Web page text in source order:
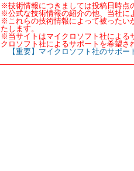
※技術情報につきましては投稿日時点
※公式な技術情報の紹介の他、当社に
※これらの技術情報によって被ったい
たします。
※当サイトはマイクロソフト社による
クロソフト社によるサポートを希望さ
【重要】マイクロソフト社のサポ